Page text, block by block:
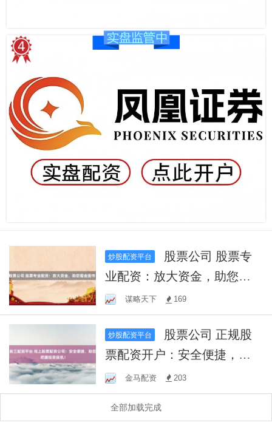
炒股配资平台
业配资：放大资金，助您掘
金股市！
谋略天下 169
炒股配资平台
票配资开户：安全便捷，助
您把握投资机遇！
金马配资 203
全部加载完成